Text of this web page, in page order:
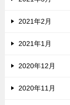
2021年2月
2021年1月
2020年12月
2020年11月